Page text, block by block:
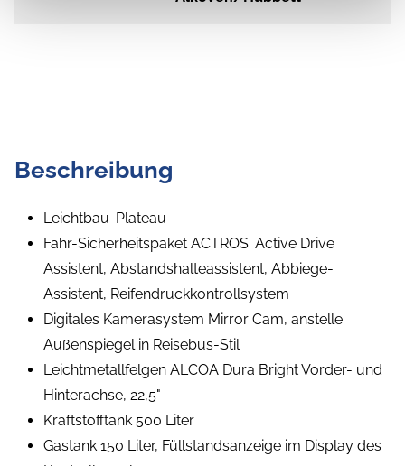
Beschreibung
Leichtbau-Plateau
Fahr-Sicherheitspaket ACTROS: Active Drive
Assistent, Abstandshalteassistent, Abbiege-
Assistent, Reifendruckkontrollsystem
Digitales Kamerasystem Mirror Cam, anstelle
Außenspiegel in Reisebus-Stil
Leichtmetallfelgen ALCOA Dura Bright Vorder- und
Hinterachse, 22,5"
Kraftstofftank 500 Liter
Gastank 150 Liter, Füllstandsanzeige im Display des